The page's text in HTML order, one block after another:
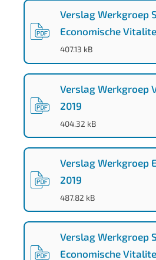
e
8
e
1
8
9
7
8
Verslag Werkgroep
Economische
(
PDF
-
407.13 kB)
Verslag Werkgroep
2019
(
PDF
-
404.32 kB)
Verslag Werkgroep
2019
(
PDF
-
487.82 kB)
Verslag Werkgroep
Economische